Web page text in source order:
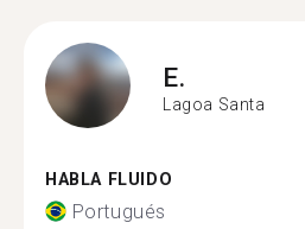
E.
Lagoa Santa
HABLA FLUIDO
Portugués